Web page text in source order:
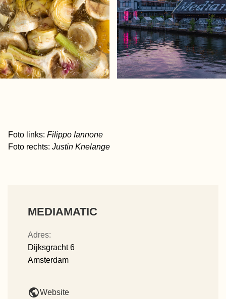
Foto links: Filippo Iannone
Foto rechts: Justin Knelange
MEDIAMATIC
Adres:
Dijksgracht 6
Amsterdam
Website